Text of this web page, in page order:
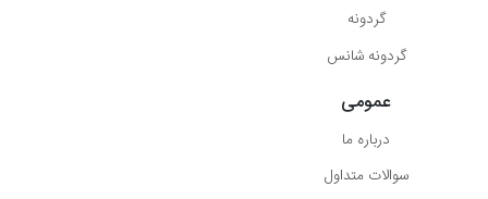
گردونه
گردونه شانس
عمومی
درباره ما
سوالات متداول